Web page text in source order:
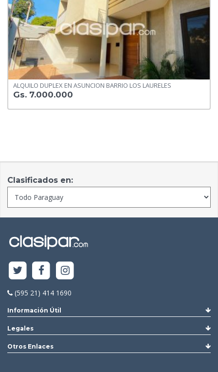
ALQUILO DUPLEX EN ASUNCION BARRIO LOS LAURELES
Gs. 7.000.000
Clasificados en:
(595 21) 414 1690
Información Útil
Legales
Otros Enlaces